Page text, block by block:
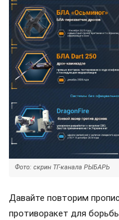
Фото: скрин ТГ-канала РЫБАРЬ
Давайте повторим
противоракет для